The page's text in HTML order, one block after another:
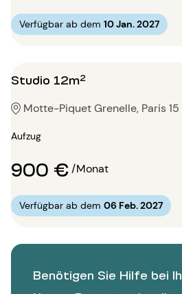
Benötigen Sie Hilfe bei
Verfügbar ab dem 10 Jan. 2027
Studio 12m²
Motte-Piquet Grenelle, Paris 15
Aufzug
900 €/Monat
Verfügbar ab dem 06 Feb. 2027